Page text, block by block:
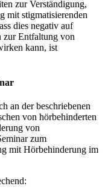
zur Verständigung,
mit stigmatisierenden
dies negativ auf
zur Entfaltung von
kann, ist
an der beschriebenen
von hörbehinderten
von
zum
mit Hörbehinderung im